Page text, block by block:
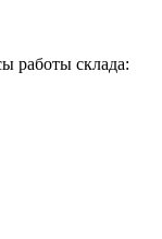
работы склада: